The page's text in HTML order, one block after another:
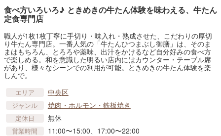
食べ方いろいろ♪ ときめきの牛たん体験を味わえる、牛たん
定食専門店
職人が1枚1枚丁寧に手切り・味入れ・熟成させた、こだわりの厚切
り牛たん専門店。一番人気の「牛たんひつまぶし御膳」は、そのま
まはもちろん、とろろや薬味、出汁をかけるなど自分好みの食べ方
で楽しめる。和を意識した明るい店内にはカウンター・テーブル席
があり、様々なシーンでの利用が可能。ときめきの牛たん体験を楽
しんで。
エリア 中央区
ジャンル 焼肉・ホルモン・鉄板焼き
定休日 無休
営業時間 11:00〜15:00、17:00〜22:00